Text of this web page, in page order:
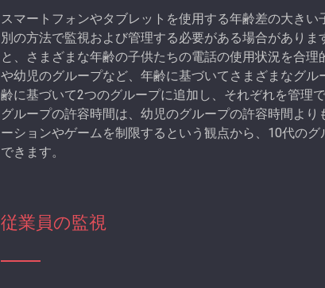
スマートフォンやタブレットを使用する年齢差の大き
別の方法で監視および管理する必要がある場合がありま
と、さまざまな年齢の子供たちの電話の使用状況を合
や幼児のグループなど、年齢に基づいてさまざまなグ
齢に基づいて2つのグループに追加し、それぞれを管理
グループの許容時間は、幼児のグループの許容時間よ
ーションやゲームを制限するという観点から、10代の
できます。
従業員の監視